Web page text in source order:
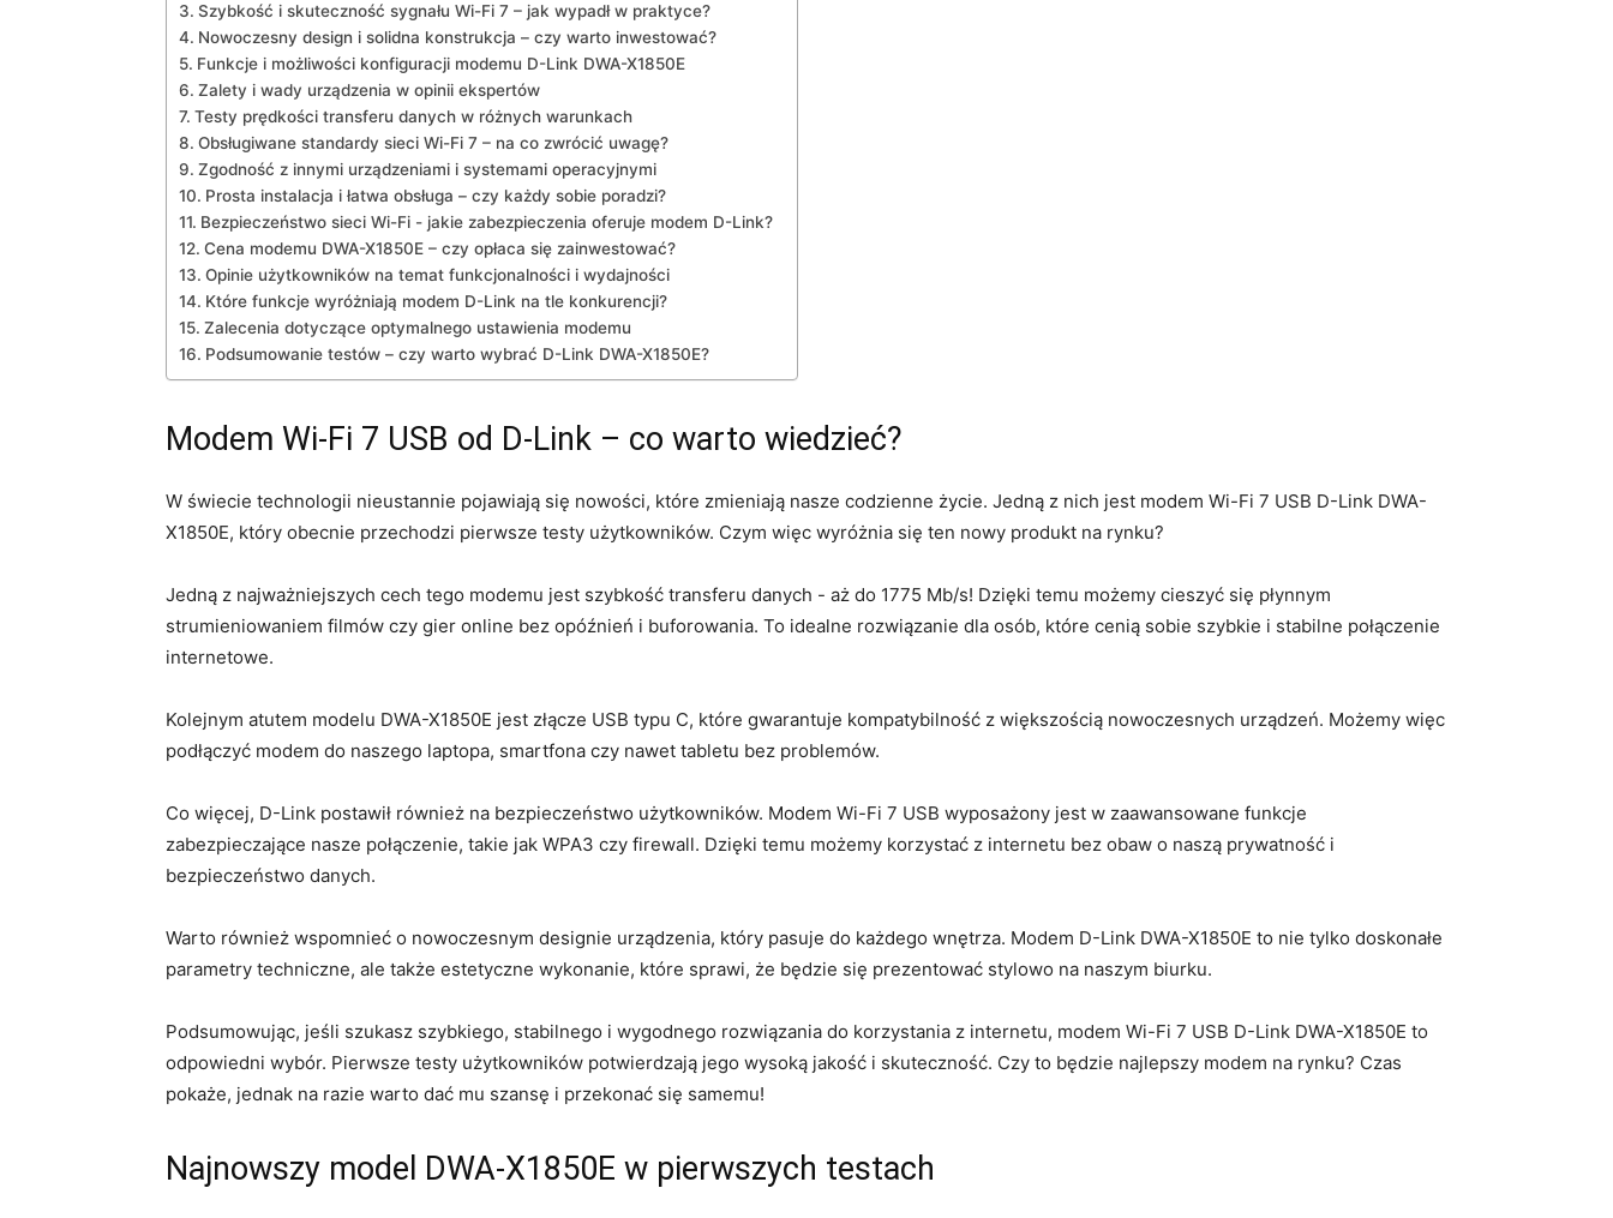
Szybkość i skuteczność sygnału Wi-Fi 7 – jak wypadł w⁢ praktyce?
Nowoczesny ​design i ⁢solidna konstrukcja – czy warto inwestować?
Funkcje i możliwości⁣ konfiguracji modemu D-Link DWA-X1850E
Zalety i⁢ wady urządzenia w ‍opinii ekspertów
Testy prędkości transferu⁣ danych w różnych warunkach
Obsługiwane standardy sieci Wi-Fi⁢ 7 – na co ‌zwrócić uwagę?
Zgodność z innymi urządzeniami i systemami operacyjnymi
Prosta instalacja i łatwa obsługa – ‌czy każdy sobie poradzi?
Bezpieczeństwo sieci Wi-Fi ‌-⁢ jakie zabezpieczenia oferuje modem ​D-Link?
Cena modemu ⁢DWA-X1850E – ‌czy opłaca się zainwestować?
Opinie użytkowników ‌na temat ⁢funkcjonalności i ⁢wydajności
Które funkcje ​wyróżniają modem D-Link na tle konkurencji?
Zalecenia dotyczące​ optymalnego⁢ ustawienia‌ modemu
Podsumowanie⁣ testów – czy warto‌ wybrać D-Link DWA-X1850E?
Modem ‌Wi-Fi ​7 USB⁢ od⁤ D-Link – co warto⁢ wiedzieć?
W ‍świecie technologii nieustannie ‌pojawiają się nowości, ⁤które​ zmieniają​ nasze codzienne życie. Jedną z nich jest ⁢modem‌ Wi-Fi 7 ​USB D-Link DWA-
X1850E, który‍ obecnie przechodzi pierwsze testy użytkowników. Czym ​więc wyróżnia się‍ ten nowy produkt na rynku?
Jedną z najważniejszych cech tego modemu jest szybkość transferu danych -‌ aż do 1775‌ Mb/s! Dzięki temu możemy cieszyć się płynnym
strumieniowaniem‌ filmów czy gier​ online‌ bez opóźnień i buforowania. To​ idealne rozwiązanie dla ⁢osób, które cenią sobie szybkie i stabilne połączenie
internetowe.
Kolejnym atutem modelu‍ DWA-X1850E ⁢jest złącze USB typu C, które gwarantuje kompatybilność ⁣z większością ‌nowoczesnych urządzeń.⁢ Możemy więc
podłączyć modem do naszego laptopa, smartfona czy nawet ​tabletu bez ​problemów.
Co więcej, D-Link postawił‌ również na bezpieczeństwo‍ użytkowników. Modem Wi-Fi 7 USB wyposażony jest w zaawansowane funkcje
zabezpieczające nasze połączenie, ‌takie ⁣jak⁤ WPA3 czy firewall. Dzięki temu‍ możemy korzystać ‌z internetu bez‍ obaw o⁣ naszą prywatność i
bezpieczeństwo danych.
Warto również wspomnieć‌ o nowoczesnym⁤ designie urządzenia, który pasuje do każdego ​wnętrza. Modem⁣ D-Link DWA-X1850E to nie tylko ⁣doskonałe
parametry techniczne, ale także‍ estetyczne wykonanie, ‌które sprawi, że będzie ‍się ⁢prezentować stylowo na naszym biurku.
Podsumowując, ‌jeśli⁤ szukasz szybkiego,⁢ stabilnego i wygodnego rozwiązania do korzystania z internetu, ‌modem Wi-Fi ​7 ⁣USB ⁢D-Link‍ DWA-X1850E⁣ to
odpowiedni wybór. Pierwsze testy​ użytkowników potwierdzają ⁣jego‌ wysoką jakość i skuteczność. Czy to będzie najlepszy modem ⁣na⁤ rynku? Czas
pokaże, jednak na razie ‌warto dać ⁤mu szansę i przekonać się samemu!
Najnowszy‍ model DWA-X1850E w ‍pierwszych testach